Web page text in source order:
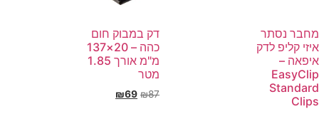
מחבר נסתר
איזי קליפ לדק
איפאה –
EasyClip
Standard
Clips
דק במבוק חום
כהה – 20×137
מ"מ אורך 1.85
מטר
₪87
₪69